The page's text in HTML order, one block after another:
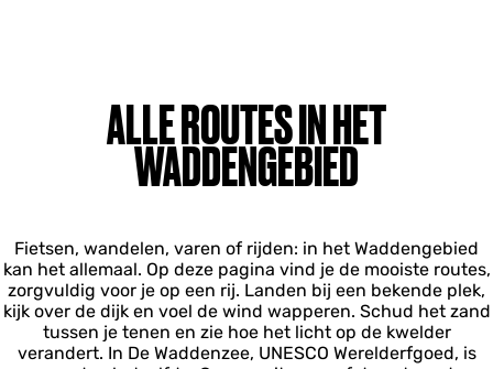
ALLE ROUTES IN HET
WADDENGEBIED
Fietsen, wandelen, varen of rijden: in het Waddengebied
kan het allemaal. Op deze pagina vind je de mooiste routes,
zorgvuldig voor je op een rij. Landen bij een bekende plek,
kijk over de dijk en voel de wind wapperen. Schud het zand
tussen je tenen en zie hoe het licht op de kwelder
verandert. In De Waddenzee, UNESCO Werelderfgoed, is